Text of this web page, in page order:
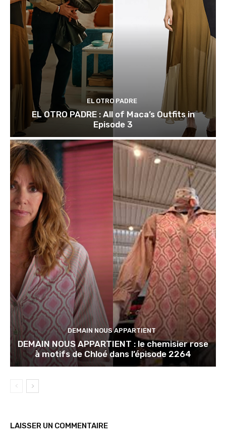
EL OTRO PADRE
EL OTRO PADRE : All of Maca’s Outfits in
Episode 3
DEMAIN NOUS APPARTIENT
DEMAIN NOUS APPARTIENT : le chemisier rose
à motifs de Chloé dans l’épisode 2264
LAISSER UN COMMENTAIRE